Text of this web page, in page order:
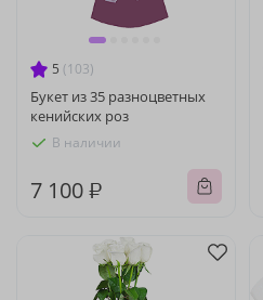
5 (103)
Букет из 35 разноцветных
кенийских роз
В наличии
7 100 ₽